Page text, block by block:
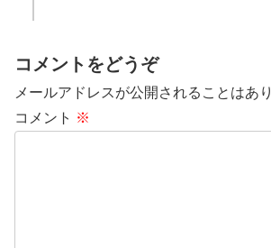
コメントをどうぞ
メールアドレスが公開されることはあ
コメント ※